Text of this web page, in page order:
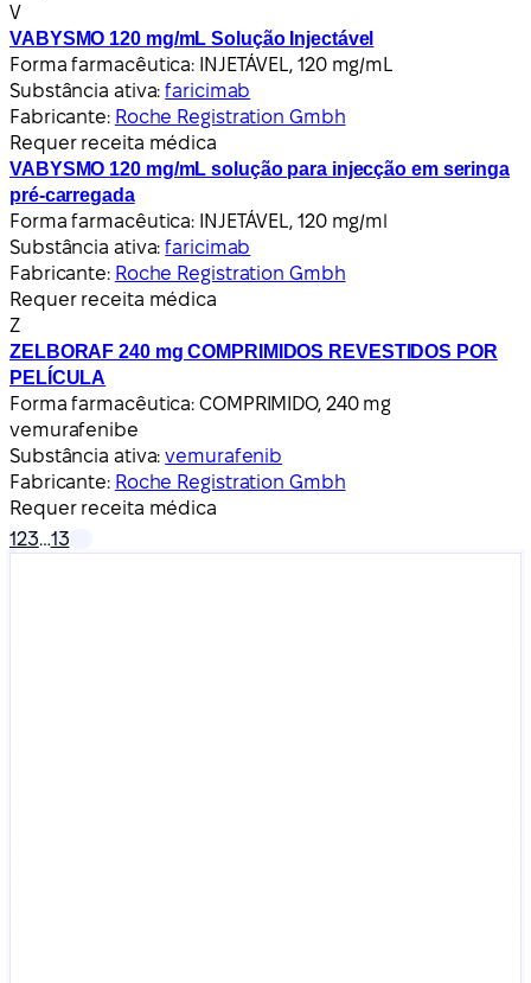
V
VABYSMO 120 mg/mL Solução Injectável
Forma farmacêutica: INJETÁVEL, 120 mg/mL
Substância ativa:faricimab
Fabricante: Roche Registration Gmbh
Requer receita médica
VABYSMO 120 mg/mL solução para injecção em seringa
pré-carregada
Forma farmacêutica: INJETÁVEL, 120 mg/ml
Substância ativa:faricimab
Fabricante: Roche Registration Gmbh
Requer receita médica
Z
ZELBORAF 240 mg COMPRIMIDOS REVESTIDOS POR
PELÍCULA
Forma farmacêutica: COMPRIMIDO, 240 mg
vemurafenibe
Substância ativa:vemurafenib
Fabricante: Roche Registration Gmbh
Requer receita médica
123…13